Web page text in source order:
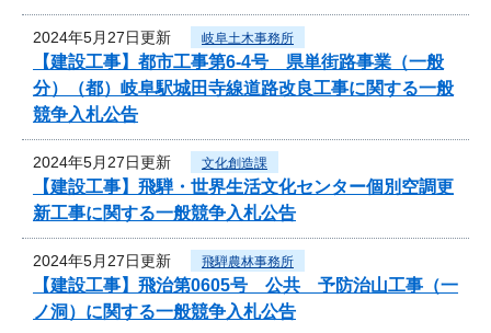
2024年5月27日更新 岐阜土木事務所
【建設工事】都市工事第6-4号 県単街路事業（一般
分）（都）岐阜駅城田寺線道路改良工事に関する一般
競争入札公告
2024年5月27日更新 文化創造課
【建設工事】飛騨・世界生活文化センター個別空調更
新工事に関する一般競争入札公告
2024年5月27日更新 飛騨農林事務所
【建設工事】飛治第0605号 公共 予防治山工事（一
ノ洞）に関する一般競争入札公告